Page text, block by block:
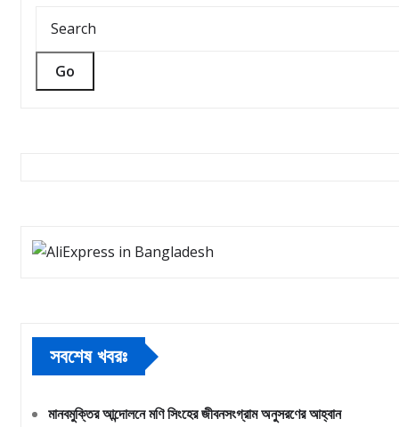
Go
সবশেষ খবরঃ
মানবমুক্তির আন্দোলনে মণি সিংহের জীবনসংগ্রাম অনুসরণের আহ্বান